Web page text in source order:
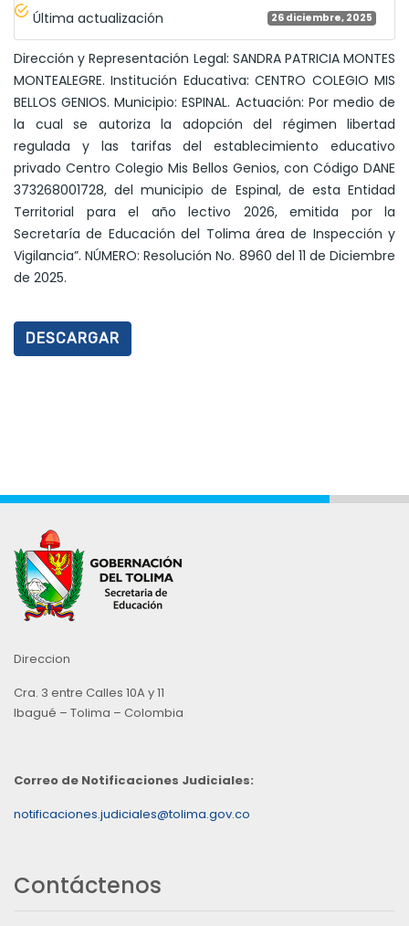
Última actualización 26 diciembre, 2025
Dirección y Representación Legal: SANDRA PATRICIA MONTES
MONTEALEGRE. Institución Educativa: CENTRO COLEGIO MIS
BELLOS GENIOS. Municipio: ESPINAL. Actuación: Por medio de
la cual se autoriza la adopción del régimen libertad
regulada y las tarifas del establecimiento educativo
privado Centro Colegio Mis Bellos Genios, con Código DANE
373268001728, del municipio de Espinal, de esta Entidad
Territorial para el año lectivo 2026, emitida por la
Secretaría de Educación del Tolima área de Inspección y
Vigilancia”. NÚMERO: Resolución No. 8960 del 11 de Diciembre
de 2025.
DESCARGAR
Direccion
Cra. 3 entre Calles 10A y 11
Ibagué – Tolima – Colombia
Correo de Notificaciones Judiciales:
notificaciones.judiciales@tolima.gov.co
Contáctenos